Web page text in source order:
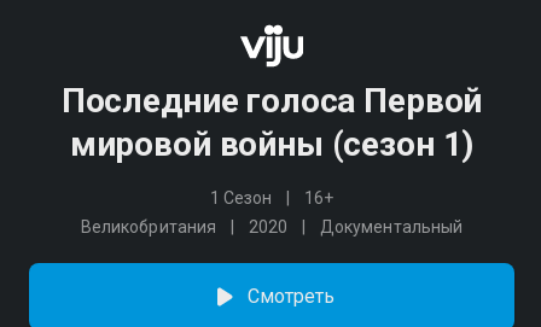
Последние голоса Первой
мировой войны (сезон 1)
1 Сезон
16+
Великобритания
2020 Документальный
Смотреть